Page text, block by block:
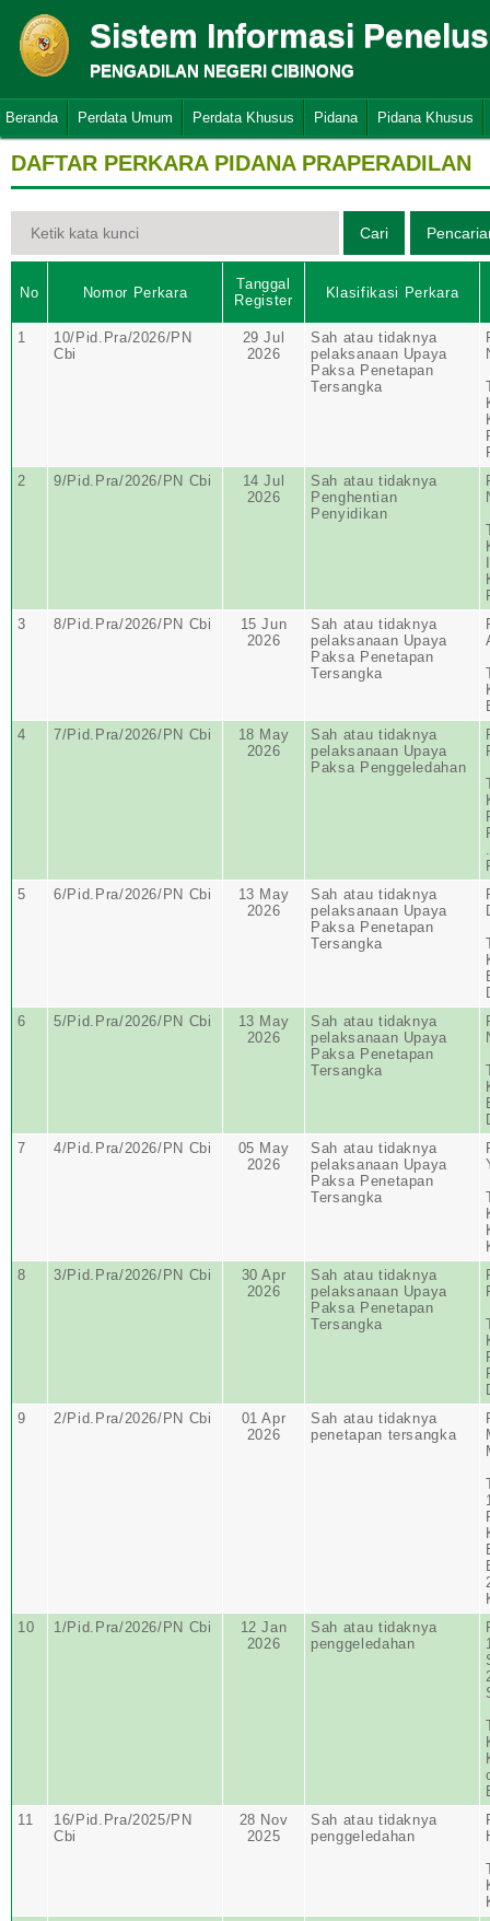
Sistem Informasi
PENGADILAN NEGERI CIBINONG
Beranda Perdata Umum Perdata Khusus Pidana Pidana Khusus
DAFTAR PERKARA PIDANA PRAPERADILAN
No Nomor Perkara
Tanggal
Register
Klasifikasi Perkara
1
10/Pid.Pra/2026/PN
Cbi
29 Jul
2026
Sah atau tidaknya
pelaksanaan Upaya
Paksa Penetapan
Tersangka
2
9/Pid.Pra/2026/PN Cbi
14 Jul
2026
Sah atau tidaknya
Penghentian
Penyidikan
3
8/Pid.Pra/2026/PN Cbi
15 Jun
2026
Sah atau tidaknya
pelaksanaan Upaya
Paksa Penetapan
Tersangka
4
7/Pid.Pra/2026/PN Cbi
18 May
2026
Sah atau tidaknya
pelaksanaan Upaya
Paksa Penggeledahan
5
6/Pid.Pra/2026/PN Cbi
13 May
2026
Sah atau tidaknya
pelaksanaan Upaya
Paksa Penetapan
Tersangka
6
5/Pid.Pra/2026/PN Cbi
13 May
2026
Sah atau tidaknya
pelaksanaan Upaya
Paksa Penetapan
Tersangka
7
4/Pid.Pra/2026/PN Cbi
05 May
2026
Sah atau tidaknya
pelaksanaan Upaya
Paksa Penetapan
Tersangka
8
3/Pid.Pra/2026/PN Cbi
30 Apr
2026
Sah atau tidaknya
pelaksanaan Upaya
Paksa Penetapan
Tersangka
9
2/Pid.Pra/2026/PN Cbi
01 Apr
2026
Sah atau tidaknya
penetapan tersangka
10
1/Pid.Pra/2026/PN Cbi
12 Jan
2026
Sah atau tidaknya
penggeledahan
11
16/Pid.Pra/2025/PN
Cbi
28 Nov
2025
Sah atau tidaknya
penggeledahan